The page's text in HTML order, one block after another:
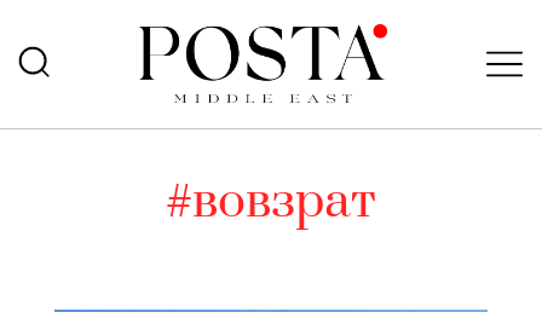
#вовзрат